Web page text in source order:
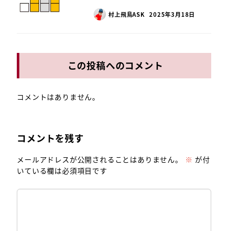
村上飛鳥ASK 2025年3月18日
この投稿へのコメント
コメントはありません。
コメントを残す
メールアドレスが公開されることはありません。 ※ が付
いている欄は必須項目です